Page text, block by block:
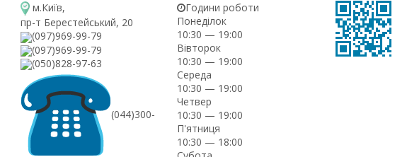
м.Київ,
пр-т Берестейський, 20
(097)969-99-79
(097)969-99-79
(050)828-97-63
(044)300-
Години роботи
Понеділок
10:30 — 19:00
Вівторок
10:30 — 19:00
Середа
10:30 — 19:00
Четвер
10:30 — 19:00
П'ятниця
10:30 — 18:00